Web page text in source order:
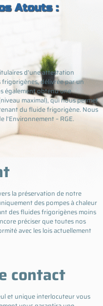
Atouts :
d’une attestation
délivrée par un
également obtenu une
maximal), qui nous permet
du fluide frigorigène. Nous
l’Environnement – RGE.
la préservation de notre
des pompes à chaleur
des fluides frigorigènes moins
préciser que toutes nos
avec les lois actuellement
contact
et unique interlocuteur vous